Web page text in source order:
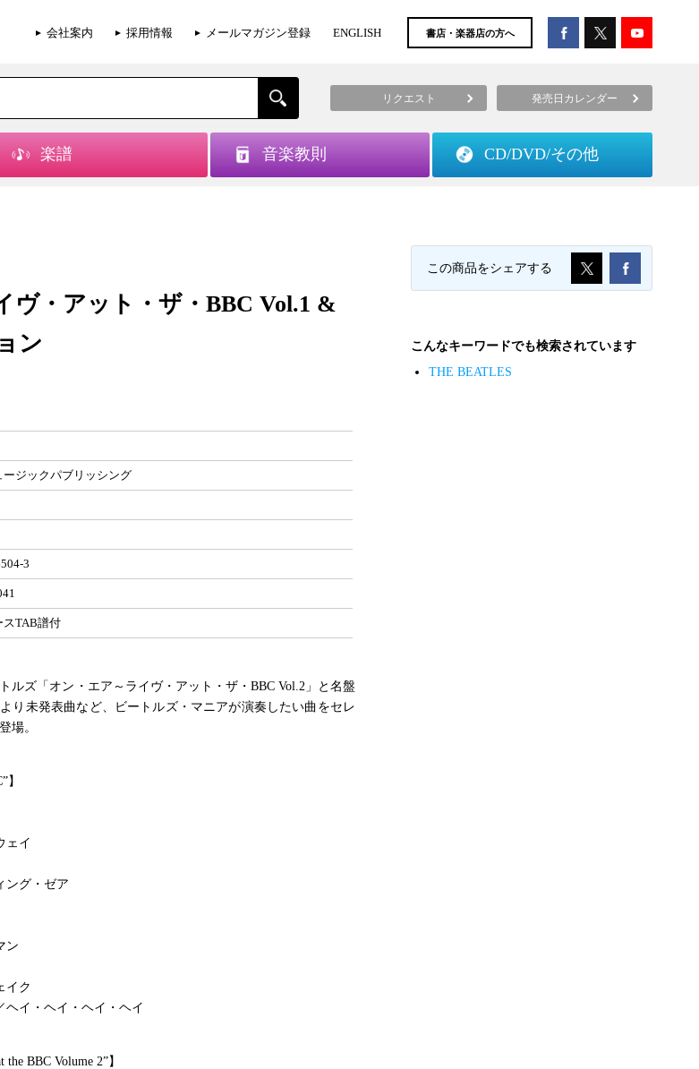
会社案内 採用情報 メールマガジン登録 ENGLISH 書店・楽器店の方へ
リクエスト 発売日カレンダー
楽譜 音楽教則 CD/DVD/その他
ヴ・アット・ザ・BBC Vol.1 &
ン
ージックパブリッシング
3
スTAB譜付
ルズ「オン・エア～ライヴ・アット・ザ・BBC Vol.2」と名盤
り未発表曲など、ビートルズ・マニアが演奏したい曲をセレ
場。
】
ェイ
ング・ゼア
ン
イク
イ・ヘイ・ヘイ・ヘイ
BBC Volume 2”】
この商品をシェアする
こんなキーワードでも検索されています
THE BEATLES